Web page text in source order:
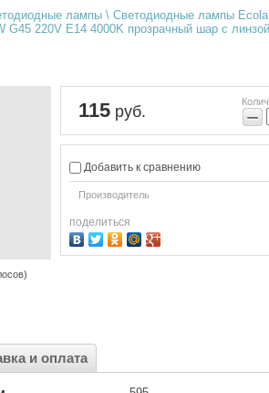
лампы \ Светодиодные лампы Ecola
G45 220V E14 4000K прозрачный шар с
115 руб. −
Добавить к сравнению
Производитель
поделиться
и оплата